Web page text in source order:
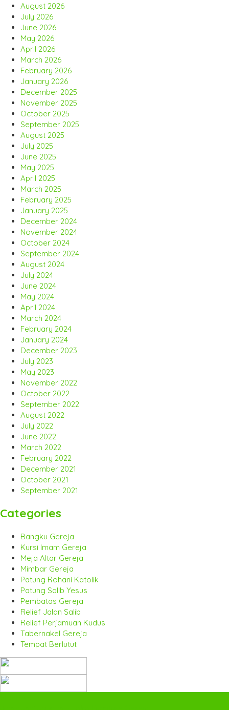
August 2026
July 2026
June 2026
May 2026
April 2026
March 2026
February 2026
January 2026
December 2025
November 2025
October 2025
September 2025
August 2025
July 2025
June 2025
May 2025
April 2025
March 2025
February 2025
January 2025
December 2024
November 2024
October 2024
September 2024
August 2024
July 2024
June 2024
May 2024
April 2024
March 2024
February 2024
January 2024
December 2023
July 2023
May 2023
November 2022
October 2022
September 2022
August 2022
July 2022
June 2022
March 2022
February 2022
December 2021
October 2021
September 2021
Categories
Bangku Gereja
Kursi Imam Gereja
Meja Altar Gereja
Mimbar Gereja
Patung Rohani Katolik
Patung Salib Yesus
Pembatas Gereja
Relief Jalan Salib
Relief Perjamuan Kudus
Tabernakel Gereja
Tempat Berlutut